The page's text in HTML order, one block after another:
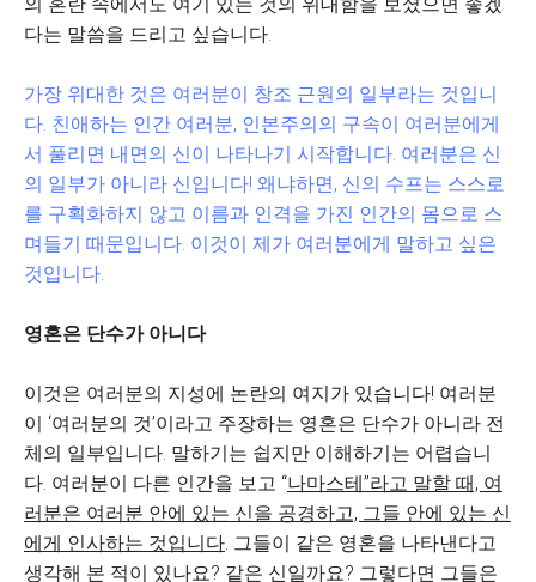
다는 말씀을 드리고 싶습니다.
가장 위대한 것은 여러분이 창조 근원의 일부라는 것입니
다. 친애하는 인간 여러분, 인본주의의 구속이 여러분에게
서 풀리면 내면의 신이 나타나기 시작합니다. 여러분은 신
의 일부가 아니라 신입니다! 왜냐하면, 신의 수프는 스스로
를 구획화하지 않고 이름과 인격을 가진 인간의 몸으로 스
며들기 때문입니다. 이것이 제가 여러분에게 말하고 싶은
것입니다.
영혼은 단수가 아니다
이것은 여러분의 지성에 논란의 여지가 있습니다! 여러분
이 ‘여러분의 것’이라고 주장하는 영혼은 단수가 아니라 전
체의 일부입니다. 말하기는 쉽지만 이해하기는 어렵습니
다. 여러분이 다른 인간을 보고 “나마스테”라고 말할 때, 여
러분은 여러분 안에 있는 신을 공경하고, 그들 안에 있는 신
에게 인사하는 것입니다. 그들이 같은 영혼을 나타낸다고
생각해 본 적이 있나요? 같은 신일까요? 그렇다면 그들은